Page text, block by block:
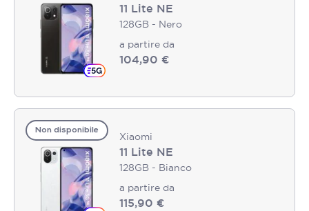
11 Lite NE
128GB - Nero
a partire da
104,90 €
Non disponibile Xiaomi
11 Lite NE
128GB - Bianco
a partire da
115,90 €